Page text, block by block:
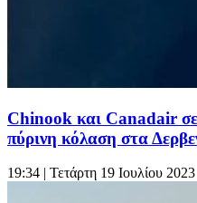
Chinook και Canadair σε
πύρινη κόλαση στα
19:34 | Τετάρτη 19 Ιουλίου 2023